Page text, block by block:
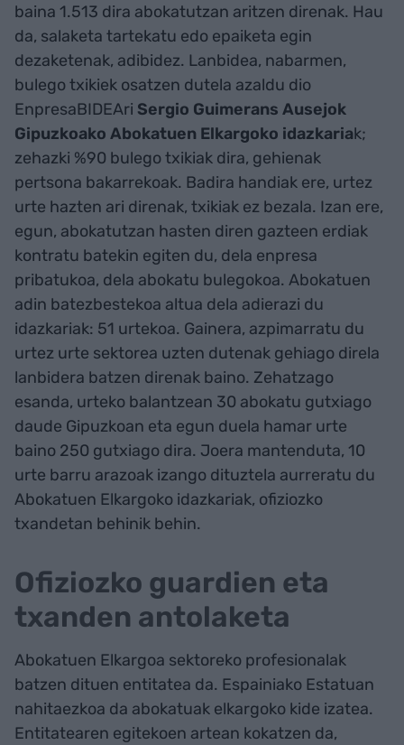
baina 1.513 dira abokatutzan aritzen direnak. Hau
da, salaketa tartekatu edo epaiketa egin
dezaketenak, adibidez. Lanbidea, nabarmen,
bulego txikiek osatzen dutela azaldu dio
EnpresaBIDEAri Sergio Guimerans Ausejok
Gipuzkoako Abokatuen Elkargoko idazkariak;
zehazki %90 bulego txikiak dira, gehienak
pertsona bakarrekoak. Badira handiak ere, urtez
urte hazten ari direnak, txikiak ez bezala. Izan ere,
egun, abokatutzan hasten diren gazteen erdiak
kontratu batekin egiten du, dela enpresa
pribatukoa, dela abokatu bulegokoa. Abokatuen
adin batezbestekoa altua dela adierazi du
idazkariak: 51 urtekoa. Gainera, azpimarratu du
urtez urte sektorea uzten dutenak gehiago direla
lanbidera batzen direnak baino. Zehatzago
esanda, urteko balantzean 30 abokatu gutxiago
daude Gipuzkoan eta egun duela hamar urte
baino 250 gutxiago dira. Joera mantenduta, 10
urte barru arazoak izango dituztela aurreratu du
Abokatuen Elkargoko idazkariak, ofiziozko
txandetan behinik behin.
Ofiziozko guardien eta
txanden antolaketa
Abokatuen Elkargoa sektoreko profesionalak
batzen dituen entitatea da. Espainiako Estatuan
nahitaezkoa da abokatuak elkargoko kide izatea.
Entitatearen egitekoen artean kokatzen da,